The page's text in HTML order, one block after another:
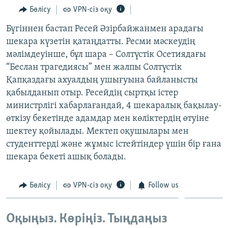
Search
ӘЛЕУМЕТ
ӘЛЕМ
АРНАЙЫ ЖОБАЛАР
Русский
ЖАЗЫЛЫҢЫЗ
Басқа тілдерде
Бөлісу VPN-сіз оқу
Бүгіннен бастап Ресей Әзірбайжанмен арадағы
шекара күзетін қатаңдатты. Ресми мәскеудің
мәлімдеуінше, бұл шара – Солтүстік Осетиядағы
“Беслан трагедиясы” мен жалпы Солтүстік
Қапқаздағы ахуалдың ушығуына байланысты
қабылданып отыр. Ресейдің сыртқы істер
министрлігі хабарлағандай, 4 шекаралық бақылау-
өткізу бекетінде адамдар мен көліктердің өтуіне
шектеу қойылады. Мектеп оқушылары мен
студенттерді және жұмыс істейтіндер үшін бір ғана
шекара бекеті ашық болады.
Бөлісу VPN-сіз оқу Follow us
Оқыңыз. Көріңіз. Тыңдаңыз